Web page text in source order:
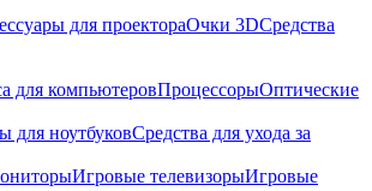
для проектораОчки 3DСредства
для компьютеровПроцессорыОптические
для ноутбуковСредства для ухода за
Игровые телевизорыИгровые